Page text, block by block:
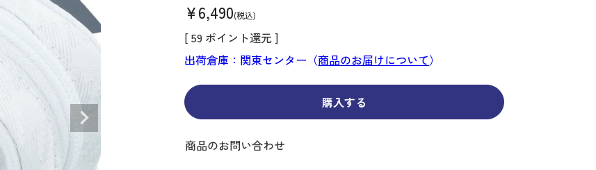
コーディネイト
長袖シャツ
セーター・トレーナー
ボトムス
ロングパンツ
レイン
コーディネイト
長袖シャツ
セーター・トレーナー
ボトムス
ロングパンツ
キュロット
ワンピース
コーディネイト
キャディバッグ・カート
・キャスター付き
ボストンバッグ
シューズケース
トラベルカバー
コーディネイト
ソックス
ベルト
サングラス
ティー
レッグウォーマー
アンブレラ（傘）
コーディネイト
スイング
コーディネイト
レディースウェア
コーディネイト
Jack Bunny!!
EDITION
new balance
PEARLY GATES
Psycho Bunny
GOLF
¥6,490 税込
[ 59 ポイント還元 ]
出荷倉庫：関東センター（商品のお届けについて）
購入する
商品のお問い合わせ